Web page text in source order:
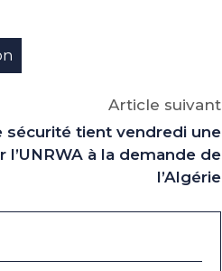
Article suivant
sécurité tient vendredi une
l’UNRWA à la demande de
l’Algérie